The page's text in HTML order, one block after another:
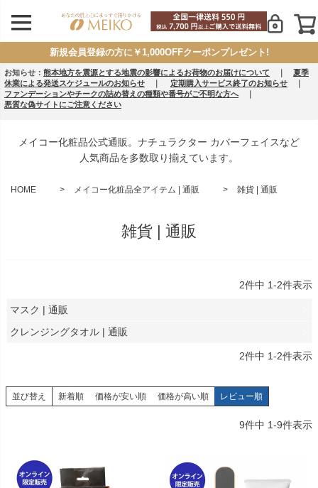
新規会員登録の方に￥1,000OFFクーポンプレゼント!
お知らせ： 熊本地方を震源とする地震の影響によるお荷物のお届けについて ｜ 夏季
休業による発送スケジュールのお知らせ ｜ 定期購入サービス終了のお知らせ ｜
ファンデーションやチークの詰め替えの種類や番号がご不明な方へ｜
悪質な偽サイトにご注意ください
メイコー化粧品公式通販。ナチュラクター カバーフェイスなど
人気商品を多数取り揃えています。
HOME メイコー化粧品全アイテム | 通販 雑貨 | 通販
雑貨 | 通販
2件中 1-2件表示
マスク | 通販
クレンジングタオル | 通販
2件中 1-2件表示
並び替え 新着順 価格が安い順 価格が高い順 レビュー順
9件中 1-9件表示